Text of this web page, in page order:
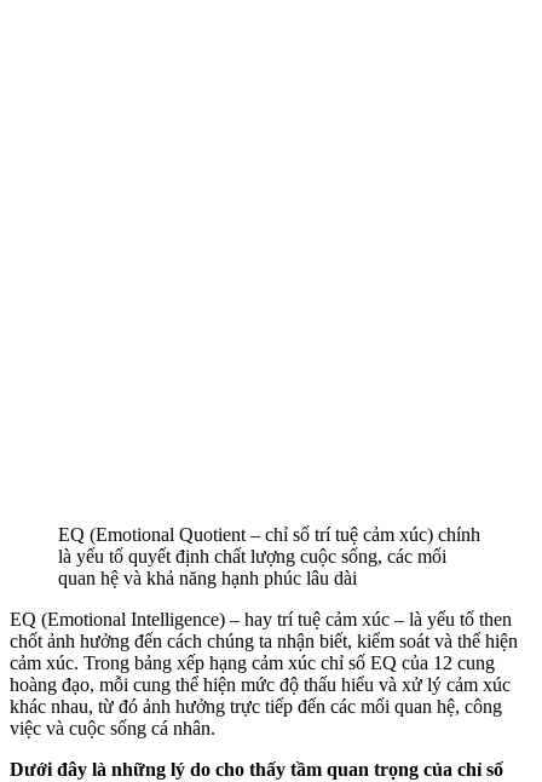
EQ (Emotional Quotient – chỉ số trí tuệ cảm xúc) chính
là yếu tố quyết định chất lượng cuộc sống, các mối
quan hệ và khả năng hạnh phúc lâu dài
EQ (Emotional Intelligence) – hay trí tuệ cảm xúc – là yếu tố then
chốt ảnh hưởng đến cách chúng ta nhận biết, kiểm soát và thể hiện
cảm xúc. Trong bảng xếp hạng cảm xúc chỉ số EQ của 12 cung
hoàng đạo, mỗi cung thể hiện mức độ thấu hiểu và xử lý cảm xúc
khác nhau, từ đó ảnh hưởng trực tiếp đến các mối quan hệ, công
việc và cuộc sống cá nhân.
Dưới đây là những lý do cho thấy tầm quan trọng của chỉ số